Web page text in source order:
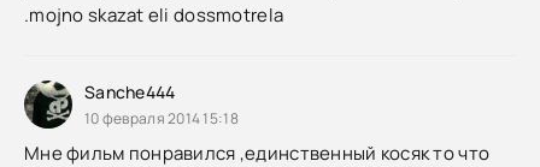
.mojno skazat eli dossmotrela
Sanche444
10 февраля 2014 15:18
Мне фильм понравился ,единственный косяк то что